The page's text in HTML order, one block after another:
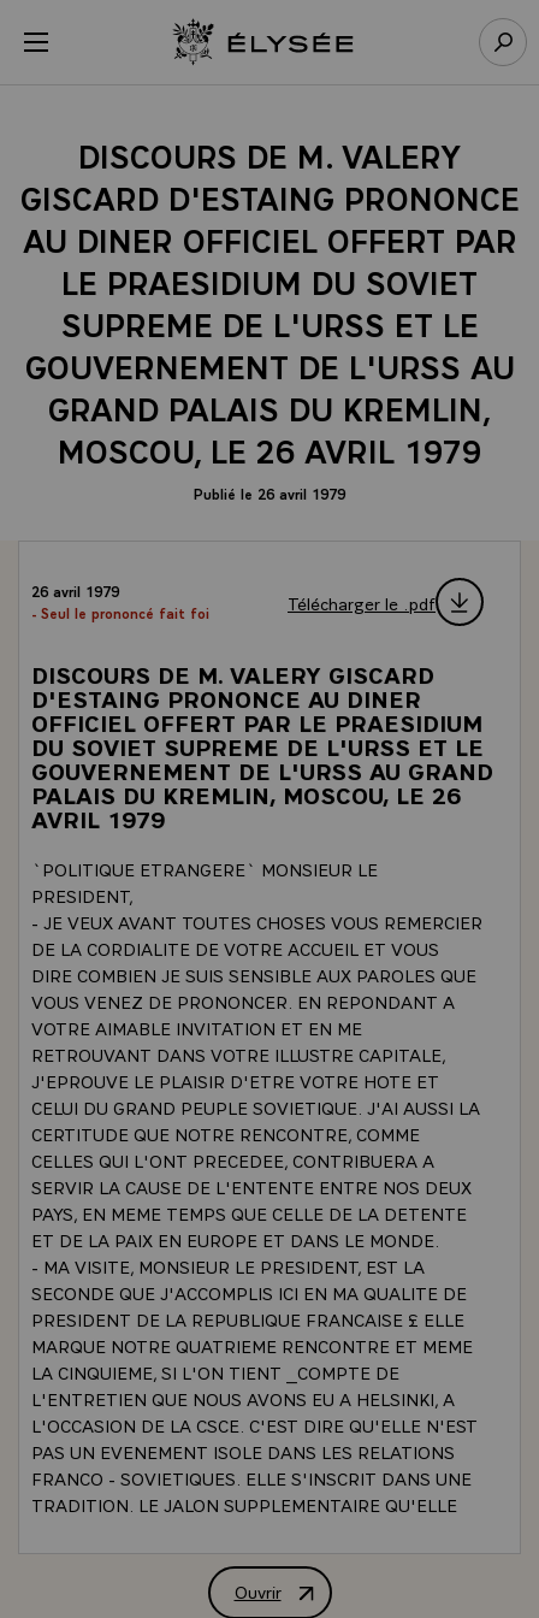
menu Retour à l’accueil Élysée
DISCOURS DE M. VALERY
GISCARD D'ESTAING PRONONCE
AU DINER OFFICIEL OFFERT PAR
LE PRAESIDIUM DU SOVIET
SUPREME DE L'URSS ET LE
GOUVERNEMENT DE L'URSS AU
GRAND PALAIS DU KREMLIN,
MOSCOU, LE 26 AVRIL 1979
Publié le 26 avril 1979
26 avril 1979
- Seul le prononcé fait foi
Télécharger le .pdf
DISCOURS DE M. VALERY GISCARD
D'ESTAING PRONONCE AU DINER
OFFICIEL OFFERT PAR LE PRAESIDIUM
DU SOVIET SUPREME DE L'URSS ET LE
GOUVERNEMENT DE L'URSS AU GRAND
PALAIS DU KREMLIN, MOSCOU, LE 26
AVRIL 1979
`POLITIQUE ETRANGERE` MONSIEUR LE
PRESIDENT,
- JE VEUX AVANT TOUTES CHOSES VOUS REMERCIER
DE LA CORDIALITE DE VOTRE ACCUEIL ET VOUS
DIRE COMBIEN JE SUIS SENSIBLE AUX PAROLES QUE
VOUS VENEZ DE PRONONCER. EN REPONDANT A
VOTRE AIMABLE INVITATION ET EN ME
RETROUVANT DANS VOTRE ILLUSTRE CAPITALE,
J'EPROUVE LE PLAISIR D'ETRE VOTRE HOTE ET
CELUI DU GRAND PEUPLE SOVIETIQUE. J'AI AUSSI LA
CERTITUDE QUE NOTRE RENCONTRE, COMME
CELLES QUI L'ONT PRECEDEE, CONTRIBUERA A
SERVIR LA CAUSE DE L'ENTENTE ENTRE NOS DEUX
PAYS, EN MEME TEMPS QUE CELLE DE LA DETENTE
ET DE LA PAIX EN EUROPE ET DANS LE MONDE.
- MA VISITE, MONSIEUR LE PRESIDENT, EST LA
SECONDE QUE J'ACCOMPLIS ICI EN MA QUALITE DE
PRESIDENT DE LA REPUBLIQUE FRANCAISE £ ELLE
MARQUE NOTRE QUATRIEME RENCONTRE ET MEME
LA CINQUIEME, SI L'ON TIENT _COMPTE DE
L'ENTRETIEN QUE NOUS AVONS EU A HELSINKI, A
L'OCCASION DE LA CSCE. C'EST DIRE QU'ELLE N'EST
PAS UN EVENEMENT ISOLE DANS LES RELATIONS
FRANCO - SOVIETIQUES. ELLE S'INSCRIT DANS UNE
TRADITION. LE JALON SUPPLEMENTAIRE QU'ELLE
RAPPORT A L'AVENIR QU'ELLE PREPARE. ELLE
EXPRIME UNE CONTINUITE. ELLE ANNONCE UN
Ouvrir
DISCOURS DE M. VALERY
Panneau de gestion des cookies